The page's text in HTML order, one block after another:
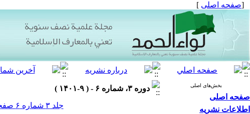
[صفحه اصلی ]
بخش‌های اصلی
صفحه اصلی
اطلاعات نشریه
دوره ۳، شماره ۶ - ( ۹-۱۴۰۱ )
جلد ۳ شماره ۶ صفحات ۸۸-۷۶